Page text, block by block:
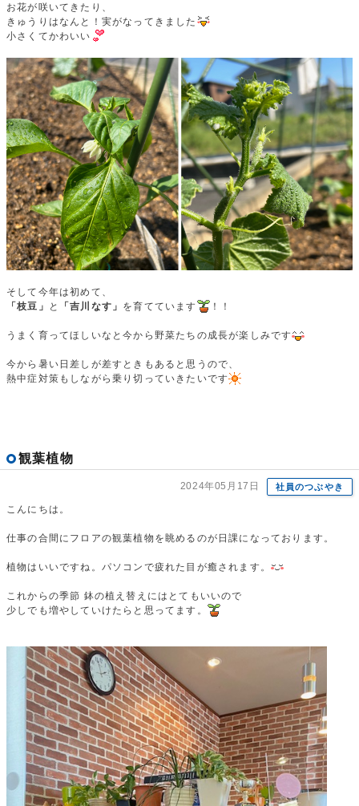
お花が咲いてきたり、
きゅうりはなんと！実がなってきました
小さくてかわいい
そして今年は初めて、
「枝豆」
と 「吉川なす」 を育てています ！！
うまく育ってほしいなと今から野菜たちの成長が楽しみです
今から暑い日差しが差すときもあると思うので、
熱中症対策もしながら乗り切っていきたいです
観葉植物
2024年05月17日 社員のつぶやき
こんにちは。
仕事の合間にフロアの観葉植物を眺めるのが日課になっております。
植物はいいですね。パソコンで疲れた目が癒されます。
これからの季節 鉢の植え替えにはとてもいいので
少しでも増やしていけたらと思ってます。